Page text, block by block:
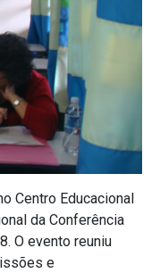
Centro Educacional
da Conferência
O evento reuniu
e